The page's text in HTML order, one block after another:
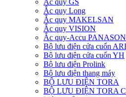
Ắc quy Long
Ắc quy MAKELSAN
Ắc quy VISION
Ắc quy-Accu
Bộ lưu điện cửa cuốn
Bộ lưu điện cửa cuốn YH
Bộ lưu điện Prolink
Bộ lưu điện thang máy
BỘ LƯU ĐIỆN TORA
BỘ LƯU ĐIỆN TORA